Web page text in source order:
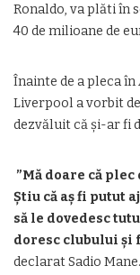
Ronaldo, va plăti în
40 de milioane de
Înainte de a pleca
Liverpool a vorbit
dezvăluit că și-ar fi
”Mă doare că
Știu că aș fi putut
să le dovedesc
doresc clubului
declarat Sadio Mane.